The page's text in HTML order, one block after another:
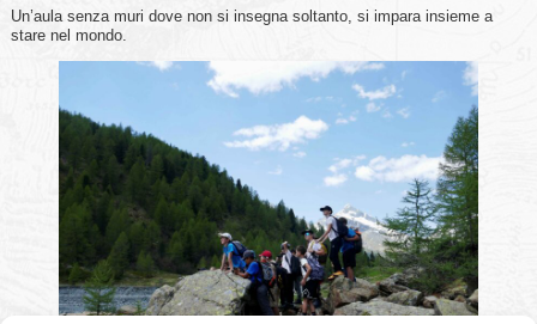
Un’aula senza muri dove non si insegna soltanto, si impara insieme a
stare nel mondo.